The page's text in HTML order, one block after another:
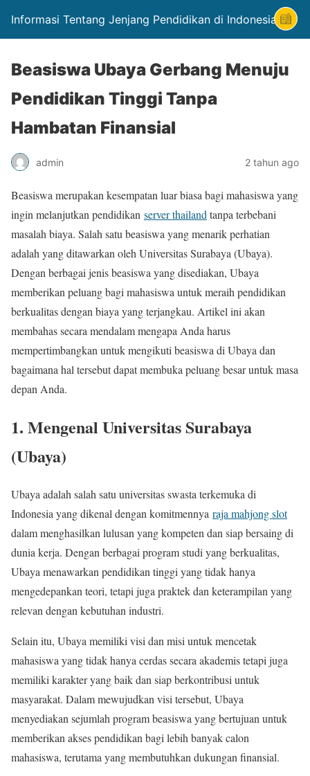
Informasi Tentang Jenjang Pendidikan di Indonesia
Beasiswa Ubaya Gerbang Menuju
Pendidikan Tinggi Tanpa
Hambatan Finansial
admin 2 tahun ago
Beasiswa merupakan kesempatan luar biasa bagi mahasiswa yang
ingin melanjutkan pendidikan server thailand tanpa terbebani
masalah biaya. Salah satu beasiswa yang menarik perhatian
adalah yang ditawarkan oleh Universitas Surabaya (Ubaya).
Dengan berbagai jenis beasiswa yang disediakan, Ubaya
memberikan peluang bagi mahasiswa untuk meraih pendidikan
berkualitas dengan biaya yang terjangkau. Artikel ini akan
membahas secara mendalam mengapa Anda harus
mempertimbangkan untuk mengikuti beasiswa di Ubaya dan
bagaimana hal tersebut dapat membuka peluang besar untuk masa
depan Anda.
1. Mengenal Universitas Surabaya
(Ubaya)
Ubaya adalah salah satu universitas swasta terkemuka di
Indonesia yang dikenal dengan komitmennya raja mahjong slot
dalam menghasilkan lulusan yang kompeten dan siap bersaing di
dunia kerja. Dengan berbagai program studi yang berkualitas,
Ubaya menawarkan pendidikan tinggi yang tidak hanya
mengedepankan teori, tetapi juga praktek dan keterampilan yang
relevan dengan kebutuhan industri.
Selain itu, Ubaya memiliki visi dan misi untuk mencetak
mahasiswa yang tidak hanya cerdas secara akademis tetapi juga
memiliki karakter yang baik dan siap berkontribusi untuk
masyarakat. Dalam mewujudkan visi tersebut, Ubaya
menyediakan sejumlah program beasiswa yang bertujuan untuk
memberikan akses pendidikan bagi lebih banyak calon
mahasiswa, terutama yang membutuhkan dukungan finansial.